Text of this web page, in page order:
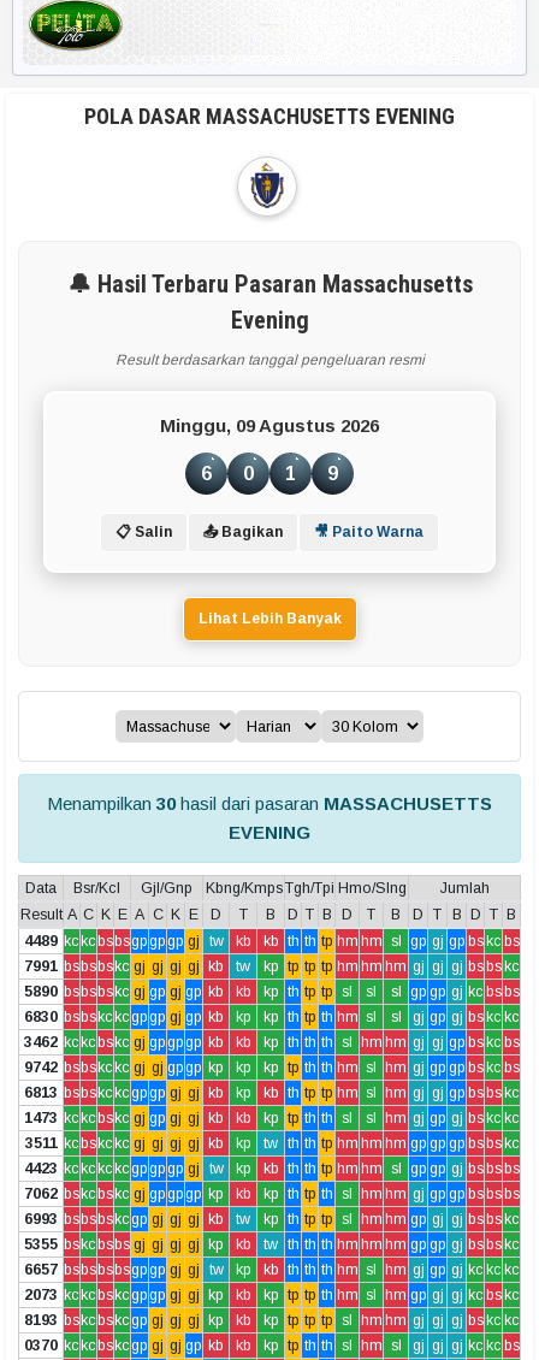
POLA DASAR MASSACHUSETTS EVENING
🔔 Hasil Terbaru Pasaran Massachusetts
Evening
Result berdasarkan tanggal pengeluaran resmi
Minggu, 09 Agustus 2026
6 0 1 9
📋 Salin 📤 Bagikan 🎥 Paito Warna
Lihat Lebih Banyak
Menampilkan 30hasil dari pasaran MASSACHUSETTS
EVENING
Data Bsr/Kcl Gjl/Gnp Kbng/KmpsTgh/Tpi Hmo/Slng
Jumlah
Result A C K E A C K E D T B D T B D T B D T B D T B
4489 kckcbsbsgpgpgp gj tw kb kb th th tp hm hm sl gp gj gp bskc bs
7991 bsbsbskc gj gj gj gj kb tw kp tp tp tp hm hm hm gj gj gj bsbskc
5890 bsbsbskc gj gp gj gp kb kb kp th tp tp sl sl sl gp gp gj kc bsbs
6830 bsbskckcgpgp gj gp kb kp kp th tp th hm sl sl gj gp gj bskc kc
3462 kckcbskc gj gpgpgp kb kb kp th th th sl hm hm gj gj gp bskc bs
9742 bsbskckc gj gj gpgp kp kp kp tp th th hm sl hm gj gp gp bskc bs
6813 bsbskckcgpgp gj gj kb kp kb th tp tp hm sl hm gj gj gp bsbskc
1473 kckcbskc gj gp gj gj kb kb kp tp th th sl sl hm gj gp gj bskc kc
3511 kcbskckc gj gj gj gj kb kp tw th th tp hm hm hm gp gp gp bsbskc
4423 kckckckcgpgpgp gj tw kp kb th th tp hm hm sl gp gp gj bsbsbs
7062 bskcbskc gj gpgpgp kp kb kp th tp th sl hm hm gj gp gp bsbsbs
6993 bsbsbskcgp gj gj gj kb tw kp th tp tp sl hm hm gp gj gj bsbskc
5355 bskcbsbs gj gj gj gj kp kb tw th th th hm hm hm gp gp gj bsbskc
6657 bsbsbsbsgpgp gj gj tw kp kb th th th hm sl hm gj gp gj kc kc kc
2073 kckcbskcgpgp gj gj kp kb kp tp tp th hm sl hm gp gj gj kc bskc
8193 bskcbskcgp gj gj gj kp kb kp tp tp tp sl hm hm gj gj gj bskc kc
0370 kckcbskcgp gj gj gp kb kb kp tp th th sl hm sl gj gj gj kc kc bs